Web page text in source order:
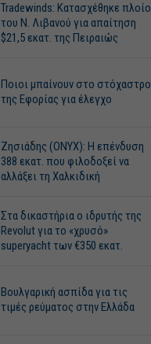
Tradewinds: Κατασχέθηκε πλοίο
του Ν. Λιβανού για απαίτηση
$21,5 εκατ. της Πειραιώς
Ποιοι μπαίνουν στο στόχαστρο
της Εφορίας για έλεγχο
Ζησιάδης (ONYX): Η επένδυση
388 εκατ. που φιλοδοξεί να
αλλάξει τη Χαλκιδική
Στα δικαστήρια ο ιδρυτής της
Revolut για το «χρυσό»
superyacht των €350 εκατ.
Βουλγαρική ασπίδα για τις
τιμές ρεύματος στην Ελλάδα